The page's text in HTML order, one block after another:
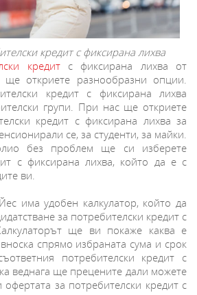
кредит с фиксирана лихва
кредитс фиксирана лихва от
откриете разнообразни опции.
кредит с фиксирана лихва
групи. При нас ще откриете
кредит с фиксирана лихва за
се, за студенти, за майки.
без проблем ще си изберете
с фиксирана лихва, който да е с
ви.
има удобен калкулатор, който да
за потребителски кредит с
ще ви покаже каква е
спрямо избраната сума и срок
потребителски кредит с
веднага ще прецените дали можете
офертата за потребителски кредит с